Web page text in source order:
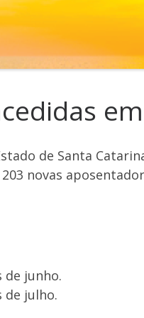
de Santa
novas
de junho.
de julho.